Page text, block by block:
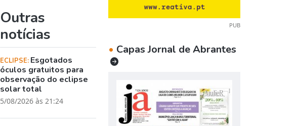
Outras
notícias
ECLIPSE: Esgotados
óculos gratuitos para
observação do eclipse
solar total
5/08/2026 às 21:24
PUB
• Capas Jornal de Abrantes